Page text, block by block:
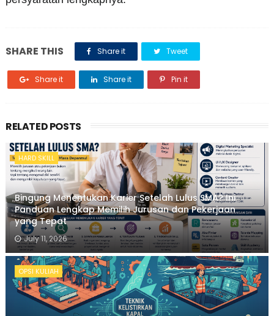
SHARE THIS Share it Tweet
Share it Share it Pin it
RELATED POSTS
HARD SKILL
Bingung Menentukan Karier Setelah Lulus SMA? Ini
Panduan Lengkap Memilih Jurusan dan Pekerjaan
yang Tepat
July 11, 2026
OPSI KULIAH